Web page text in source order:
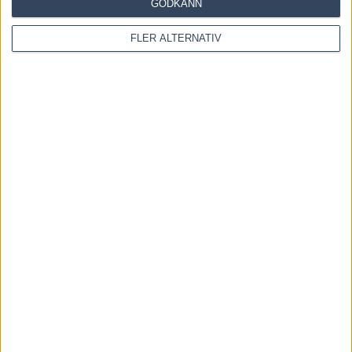
FLER ALTERNATIV
GODKÄNN